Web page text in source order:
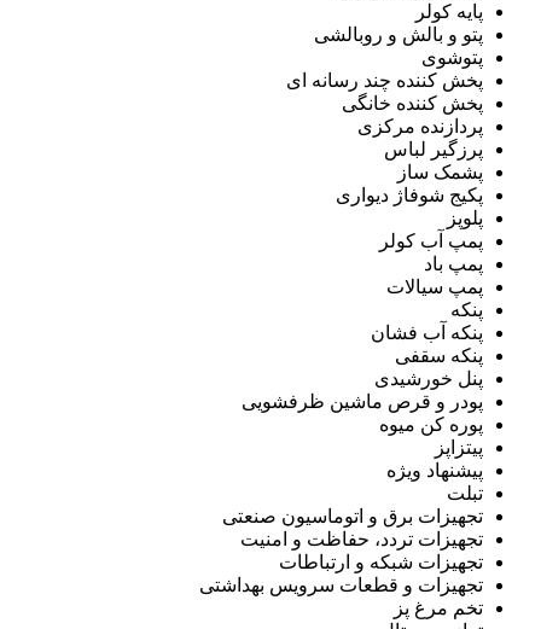
پایه کولر
پتو و بالش و روبالشی
پتوشوی
پخش کننده چند رسانه ای
پخش کننده خانگی
پردازنده مرکزی
پرزگیر لباس
پشمک ساز
پکیج شوفاژ دیواری
پلوپز
پمپ آب کولر
پمپ باد
پمپ سیالات
پنکه
پنکه آب فشان
پنکه سقفی
پنل خورشیدی
پودر و قرص ماشین ظرفشویی
پوره کن میوه
پیتزاپز
پیشنهاد ویژه
تبلت
تجهیزات برق و اتوماسیون صنعتی
تجهیزات تردد، حفاظت و امنیت
تجهیزات شبکه و ارتباطات
تجهیزات و قطعات سرویس بهداشتی
تخم مرغ پز